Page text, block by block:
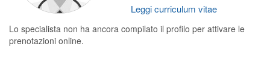
CERCA
Consulti online
Leggi curriculum vitae
Lo specialista non ha ancora compilato il profilo per attivare le
prenotazioni online.